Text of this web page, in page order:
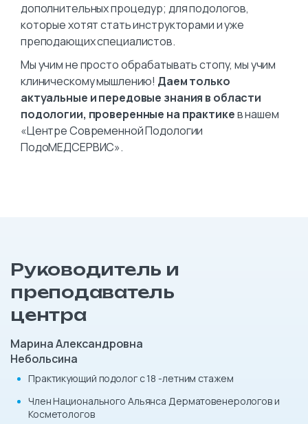
дополнительных процедур; для подологов,
которые хотят стать инструкторами и уже
преподающих специалистов.
Мы учим не просто обрабатывать стопу, мы учим
клиническому мышлению! Даем только
актуальные и передовые знания в области
подологии, проверенные на практикев нашем
«Центре Современной Подологии
ПодоМЕДСЕРВИС».
Руководитель и
преподаватель
центра
Марина Александровна
Небольсина
Практикующий подолог с 18 -летним стажем
Член Национального Альянса Дерматовенерологов и
Косметологов